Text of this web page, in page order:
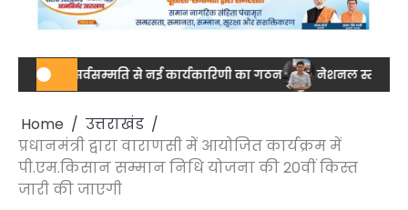
सर्वसम्मति से नई कार्यकारिणी का गठन नेशनल स्तर पर ड्रग आयुक्त
Home
उत्तराखंड
प्रधानमंत्री द्वारा वाराणसी में आयोजित कार्यक्रम में
पी.एम.किसान सम्मान निधि योजना की 20वीं किस्त
जारी की जाएगी